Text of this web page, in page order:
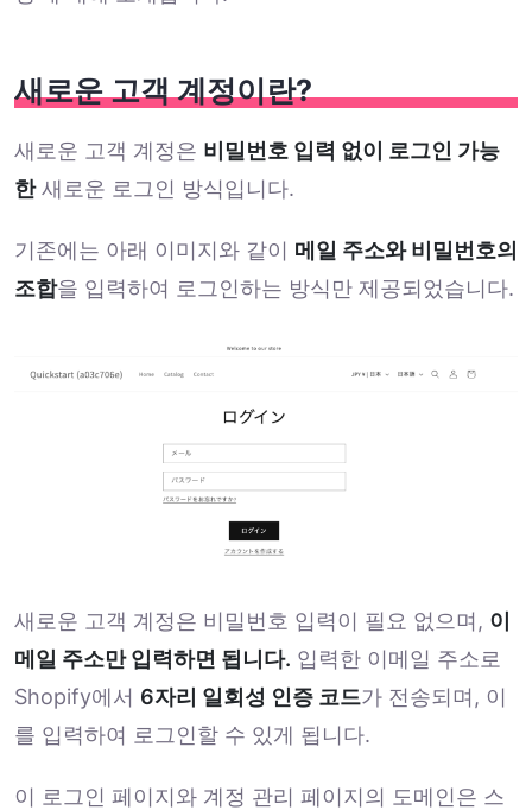
새로운 고객 계정이란?
새로운 고객 계정은 비밀번호 입력 없이 로그인 가능
한새로운 로그인 방식입니다.
기존에는 아래 이미지와 같이 메일 주소와 비밀번호의
조합을 입력하여 로그인하는 방식만 제공되었습니다.
새로운 고객 계정은 비밀번호 입력이 필요 없으며, 이
메일 주소만 입력하면 됩니다. 입력한 이메일 주소로
Shopify에서 6자리 일회성 인증 코드가 전송되며, 이
를 입력하여 로그인할 수 있게 됩니다.
이 로그인 페이지와 계정 관리 페이지의 도메인은 스